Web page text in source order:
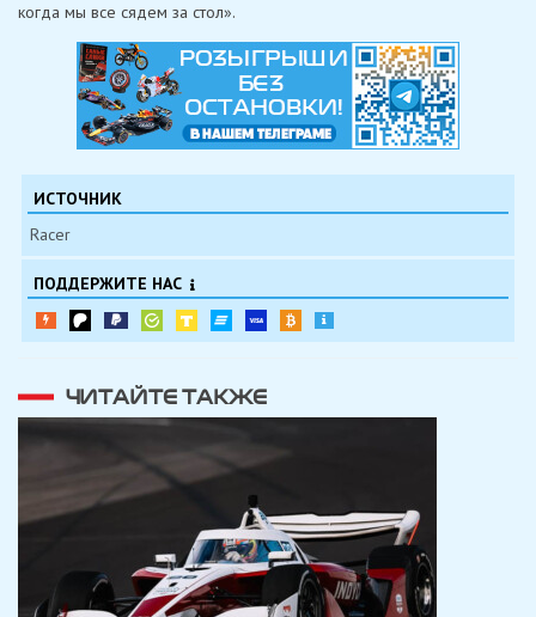
когда мы все сядем за стол».
ИСТОЧНИК
Racer
ПОДДЕРЖИТЕ НАС
ЧИТАЙТЕ ТАКЖЕ